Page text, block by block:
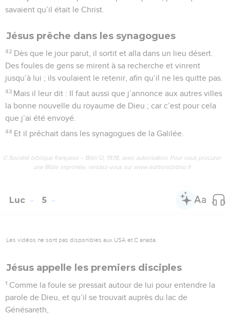
savaient qu’il était le Christ.
Jésus prêche dans les synagogues
42 Dès que le jour parut, il sortit et alla dans un lieu désert.
Des foules de gens se mirent à sa recherche et vinrent
jusqu’à lui ; ils voulaient le retenir, afin qu’il ne les quitte pas.
43 Mais il leur dit : Il faut aussi que j’annonce aux autres villes
la bonne nouvelle du royaume de Dieu ; car c’est pour cela
que j’ai été envoyé.
44 Et il prêchait dans les synagogues de la Galilée.
© Société biblique française – Bibli’O, 1978, avec autorisation. Pour vous procurer
une Bible imprimée, rendez-vous sur www.editionsbiblio.fr
Luc 5
Les vidéos ne sont pas disponibles aux USA et C anada.
Jésus appelle les premiers disciples
1 Comme la foule se pressait autour de lui pour entendre la
parole de Dieu, et qu’il se trouvait auprès du lac de
Génésareth,